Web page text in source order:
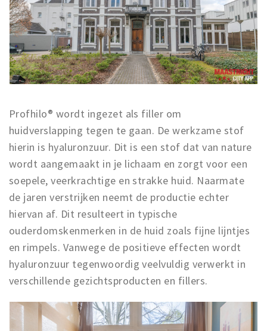
Inloggen
Profhilo® wordt ingezet als filler om
huidverslapping tegen te gaan. De werkzame stof
hierin is hyaluronzuur. Dit is een stof dat van nature
wordt aangemaakt in je lichaam en zorgt voor een
soepele, veerkrachtige en strakke huid. Naarmate
de jaren verstrijken neemt de productie echter
hiervan af. Dit resulteert in typische
ouderdomskenmerken in de huid zoals fijne lijntjes
en rimpels. Vanwege de positieve effecten wordt
hyaluronzuur tegenwoordig veelvuldig verwerkt in
verschillende gezichtsproducten en fillers.